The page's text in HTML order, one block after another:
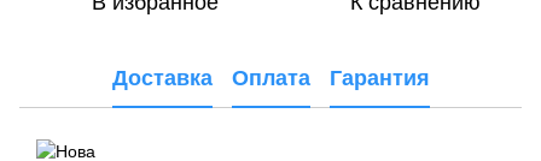
Доставка Оплата Гарантия